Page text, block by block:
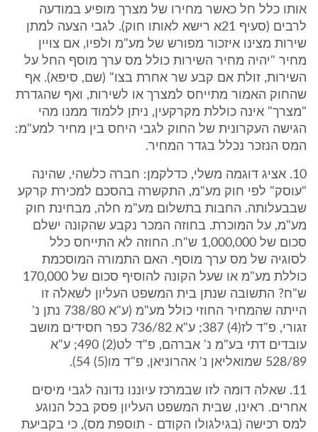
אותו כלל חל כאשר מחירו של מצרך מופיע במודעה
לרבים (סעיף 21א רישא לאותו חוק). לגבי הצעה למתן
שירות מצינו איזכור מפורש של מע"מ ולפיו, אם צויין
מחיר "יהיה מחיר השירות כולל מס ערך מוסף החל על
השירות, זולת אם קבע שר אחרת בצו" (שם, סיפא). אף
שהחוק האמור מתייחס למצרך או לשירות, ואף שהגדרת
"מצרך" אינה כוללת מקרקעין, ניתן ללמוד ממנו מהי
הגישה העקרונית של החוק לגבי היחס בין מחיר למע"מ:
המס הנזכר נכלל בגדר המחיר.
10. אציג דוגמה משלי, כדלקמן: חברה כלשהי, שהינה
"עוסק" לפי חוק מע"מ, התקשרה בהסכם למכירת קרקע
שבבעלותה. החבות בתשלום מע"מ חלה, מבחינת חוק
מע"מ, על המוכרת. בחוזה המכר נקבע שהקונה ישלם
סכום של 1,000,000 ש"ח. החוזה לא התייחס כלל
לסוגיה של מס ערך מוסף. האם התמורה המוסכמת
כוללת מע"מ או שעל הקונה להוסיף סכום של 170,000
ש"ח? התשובה שנתן בית המשפט העליון לשאלה זו
הייתה שהמחיר החוזי כולל מע"מ (ע"א 738/80 נתן נ'
זגורי, פ"ד לז(4) 387; ע"א 736/82 כפר חסידים מושב
עובדים דתי בע"מ נ' אברהם, פ"ד לט(2) 490; ע"א
528/89 שמואליאן נ' אהרוניאן, פ"ד מו(5) 54).
11. שאלה דומה לזו שבמרכז עיוננו נדונה לגבי מיסים
אחרים. ראינו, שבית המשפט העליון פסק בכל הנוגע
למס רכישה (בגילגולו הקודם - תוספת מס), כי בקביעת